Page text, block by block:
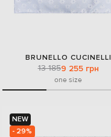
BRUNELLO CUCINELLI
13 1859 255 грн
one size
NEW
- 29%